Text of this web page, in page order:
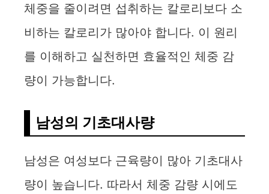
체중을 줄이려면 섭취하는 칼로리보다 소
비하는 칼로리가 많아야 합니다. 이 원리
를 이해하고 실천하면 효율적인 체중 감
량이 가능합니다.
남성의 기초대사량
남성은 여성보다 근육량이 많아 기초대사
량이 높습니다. 따라서 체중 감량 시에도